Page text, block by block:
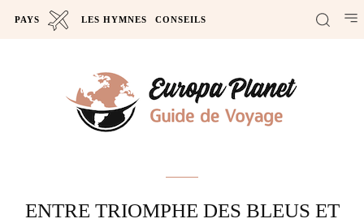
PAYS LES HYMNES CONSEILS
ENTRE TRIOMPHE DES BLEUS ET